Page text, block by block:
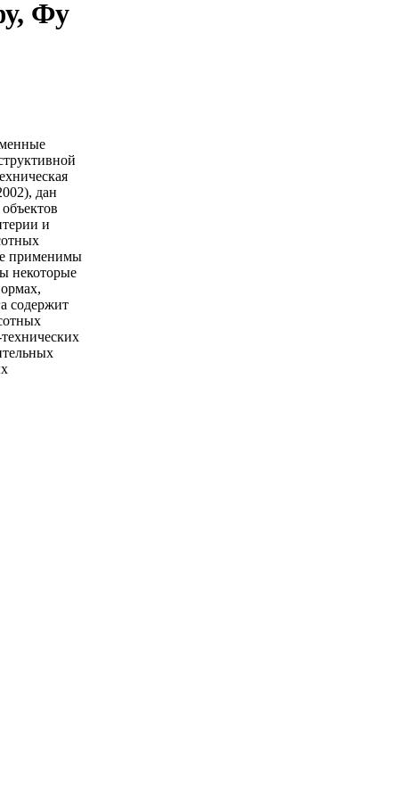
Фу
дан
и
применимы
некоторые
содержит